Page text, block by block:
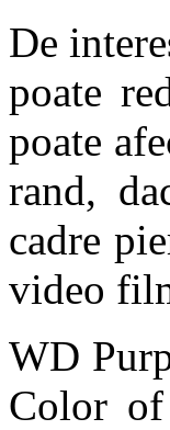
De
poate
poate
rand,
cadre
video
WD
Color